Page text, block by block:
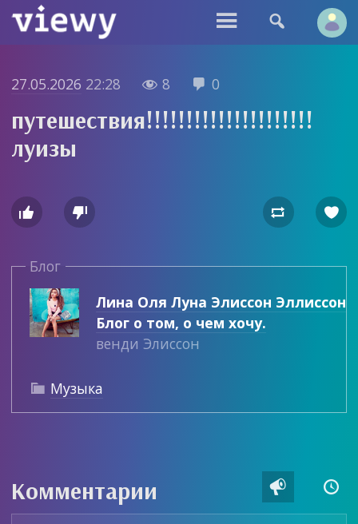
 
27.05.2026 22:28  8  0
путешествия!!!!!!!!!!!!!!!!!!!!!
луизы
   
Блог
Лина Оля Луна Элиссон Эллиссон
Блог о том, о чем хочу.
венди Элиссон
 Музыка
Комментарии  